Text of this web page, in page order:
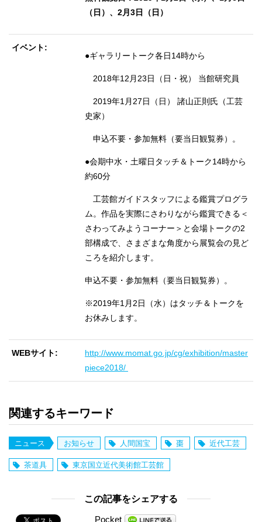
（日）、2月3日（日）
イベント
●ギャラリートーク各日14時から
2018年12月23日（日・祝） 当館研究員
2019年1月27日（日） 諸山正則氏（工芸
史家）
申込不要・参加無料（要当日観覧券）。
●会期中水・土曜日タッチ＆トーク14時から
約60分
工芸館ガイドスタッフによる鑑賞プログラ
ム。作品を実際にさわりながら鑑賞できる＜
さわってみようコーナー＞と会場トークの2
部構成で、さまざまな角度から展覧会の見ど
ころを紹介します。
申込不要・参加無料（要当日観覧券）。
※2019年1月2日（水）はタッチ＆トークを
お休みします。
WEBサイト
http://www.momat.go.jp/cg/exhibition/master
piece2018/
関連するキーワード
ニュース お知らせ 人間国宝 棗 近代工芸
茶道具 東京国立近代美術館工芸館
この記事をシェアする
Pocket